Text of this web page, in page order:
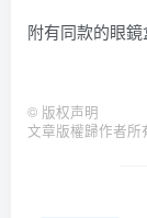
附有同款的眼鏡
© 版权声明
文章版權歸作者所